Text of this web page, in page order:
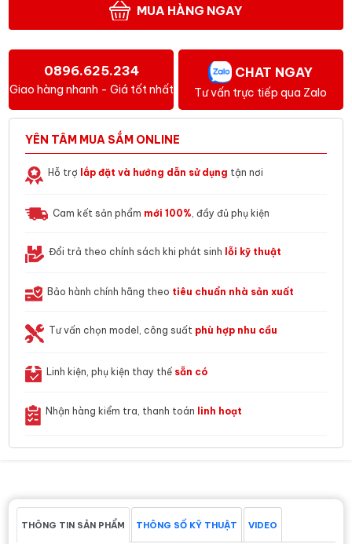
MUA HÀNG NGAY
0896.625.234
Giao hàng nhanh - Giá tốt nhất
CHAT NGAY
Tư vấn trực tiếp qua Zalo
YÊN TÂM MUA SẮM ONLINE
Hỗ trợ lắp đặt và hướng dẫn sử dụng tận nơi
Cam kết sản phẩm mới 100% , đầy đủ phụ kiện
Đổi trả theo chính sách khi phát sinh lỗi kỹ thuật
Bảo hành chính hãng theo tiêu chuẩn nhà sản xuất
Tư vấn chọn model, công suất phù hợp nhu cầu
Linh kiện, phụ kiện thay thế sẵn có
Nhận hàng kiểm tra, thanh toán linh hoạt
THÔNG TIN SẢN PHẨM THÔNG SỐ KỸ THUẬT VIDEO